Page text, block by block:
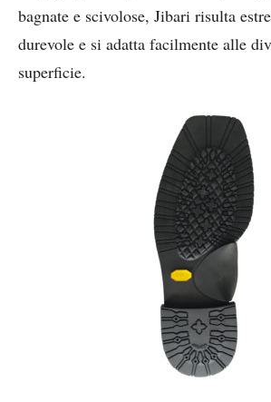
bagnate e scivolose, Jibari risulta
durevole e si adatta facilmente alle
superficie.